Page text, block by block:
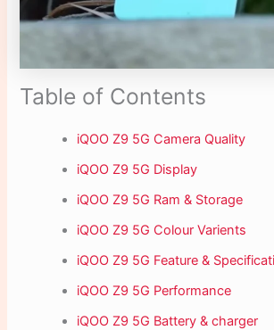
Table of Contents
iQOO Z9 5G Camera Quality
iQOO Z9 5G Display
iQOO Z9 5G Ram & Storage
iQOO Z9 5G Colour Varients
iQOO Z9 5G Feature &
iQOO Z9 5G Performance
iQOO Z9 5G Battery & charger